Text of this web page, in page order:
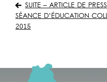
de
l’article
SUITE – ARTICLE DE
SÉANCE D’ÉDUCATION
2015